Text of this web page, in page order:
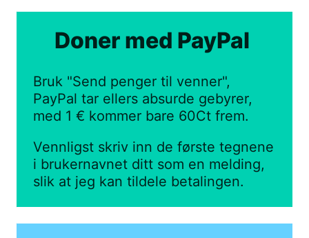
Doner med PayPal
Bruk "Send penger til venner",
PayPal tar ellers absurde gebyrer,
med 1 € kommer bare 60Ct frem.
Vennligst skriv inn de første tegnene
i brukernavnet ditt som en melding,
slik at jeg kan tildele betalingen.